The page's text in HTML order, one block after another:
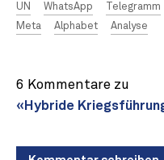
UN
WhatsApp Telegramm
Meta
Alphabet Analyse
6 Kommentare zu
«Hybride